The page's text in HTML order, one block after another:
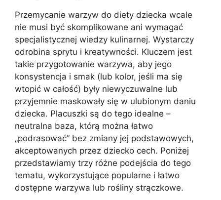
Przemycanie warzyw do diety dziecka wcale
nie musi być skomplikowane ani wymagać
specjalistycznej wiedzy kulinarnej. Wystarczy
odrobina sprytu i kreatywności. Kluczem jest
takie przygotowanie warzywa, aby jego
konsystencja i smak (lub kolor, jeśli ma się
wtopić w całość) były niewyczuwalne lub
przyjemnie maskowały się w ulubionym daniu
dziecka. Placuszki są do tego idealne –
neutralna baza, którą można łatwo
„podrasować” bez zmiany jej podstawowych,
akceptowanych przez dziecko cech. Poniżej
przedstawiamy trzy różne podejścia do tego
tematu, wykorzystujące popularne i łatwo
dostępne warzywa lub rośliny strączkowe.